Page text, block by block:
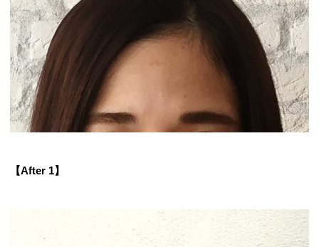
【After 1】